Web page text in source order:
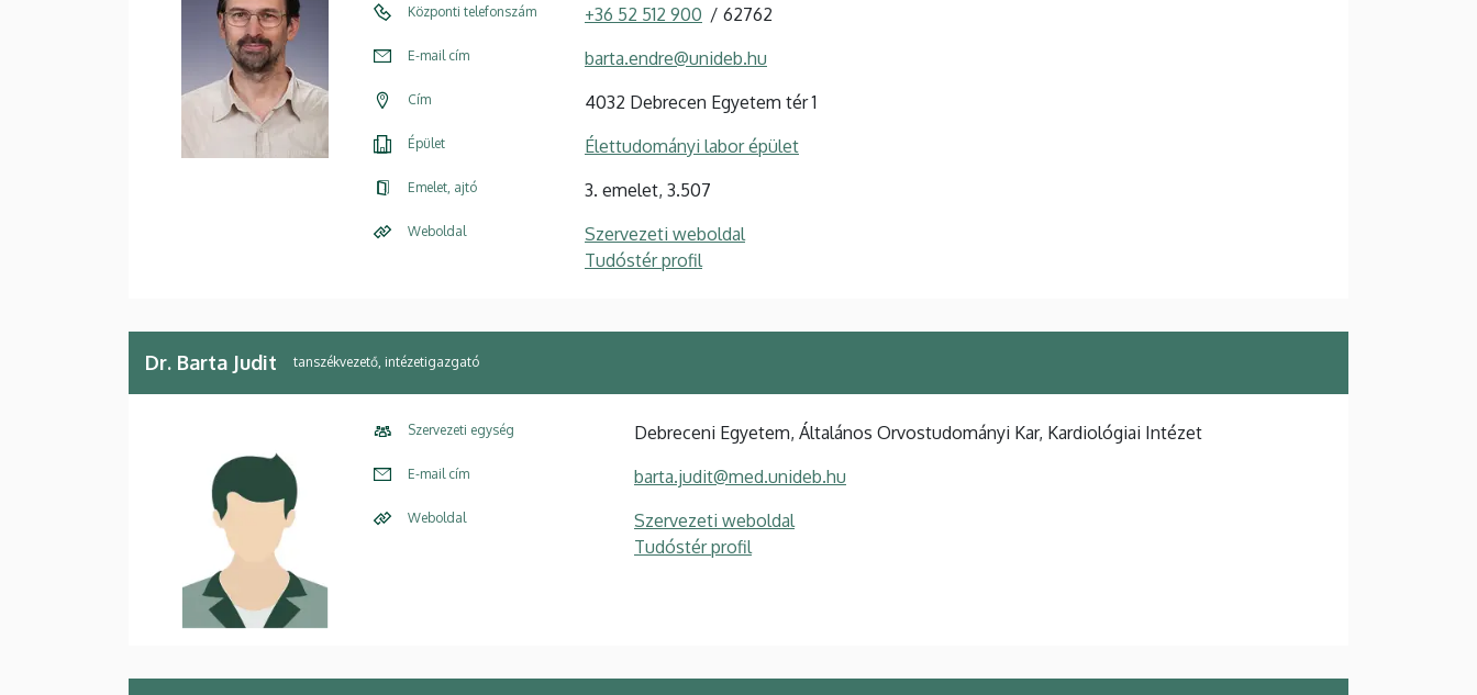
Központi telefonszám +36 52 512 900 62762
E-mail cím barta.endre@unideb.hu
Cím 4032 Debrecen Egyetem tér 1
Épület Élettudományi labor épület
Emelet, ajtó 3. emelet, 3.507
Weboldal
Szervezeti weboldal
Tudóstér profil
Dr. Barta Judit tanszékvezető, intézetigazgató
Szervezeti egység Debreceni Egyetem, Általános Orvostudományi Kar, Kardiológiai Intézet
E-mail cím barta.judit@med.unideb.hu
Weboldal
Szervezeti weboldal
Tudóstér profil